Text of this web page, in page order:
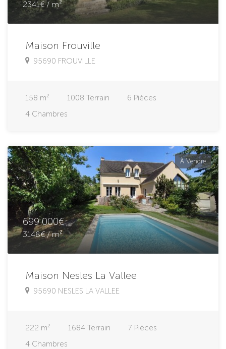
2341€ / m²
Maison Frouville
95690 FROUVILLE
158 m² 1008 Terrain 6 Pièces
4 Chambres
À Vendre
699 000€
3148€ / m²
Maison Nesles La Vallee
95690 NESLES LA VALLEE
222 m² 1684 Terrain 7 Pièces
4 Chambres